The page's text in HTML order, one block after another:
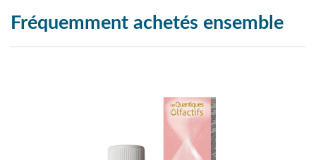
Fréquemment achetés ensemble